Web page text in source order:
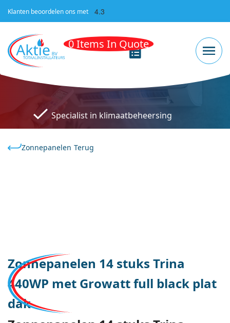
Klanten beoordelen ons met 4.3
0 Items In Quote
Specialist in klimaatbeheersing
Zonnepanelen
Zonnepanelen 14 stuks Trina
440WP met Growatt full black plat
dak